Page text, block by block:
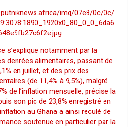
img/07e8/0c/0c/
s’explique notamment par la
denrées alimentaires, passant de
en juillet, et des prix des
(de 11,4% à 9,5%), malgré
de l’inflation mensuelle, précise la
son pic de 23,8% enregistré en
au Ghana a ainsi reculé de
soutenue en particulier par la